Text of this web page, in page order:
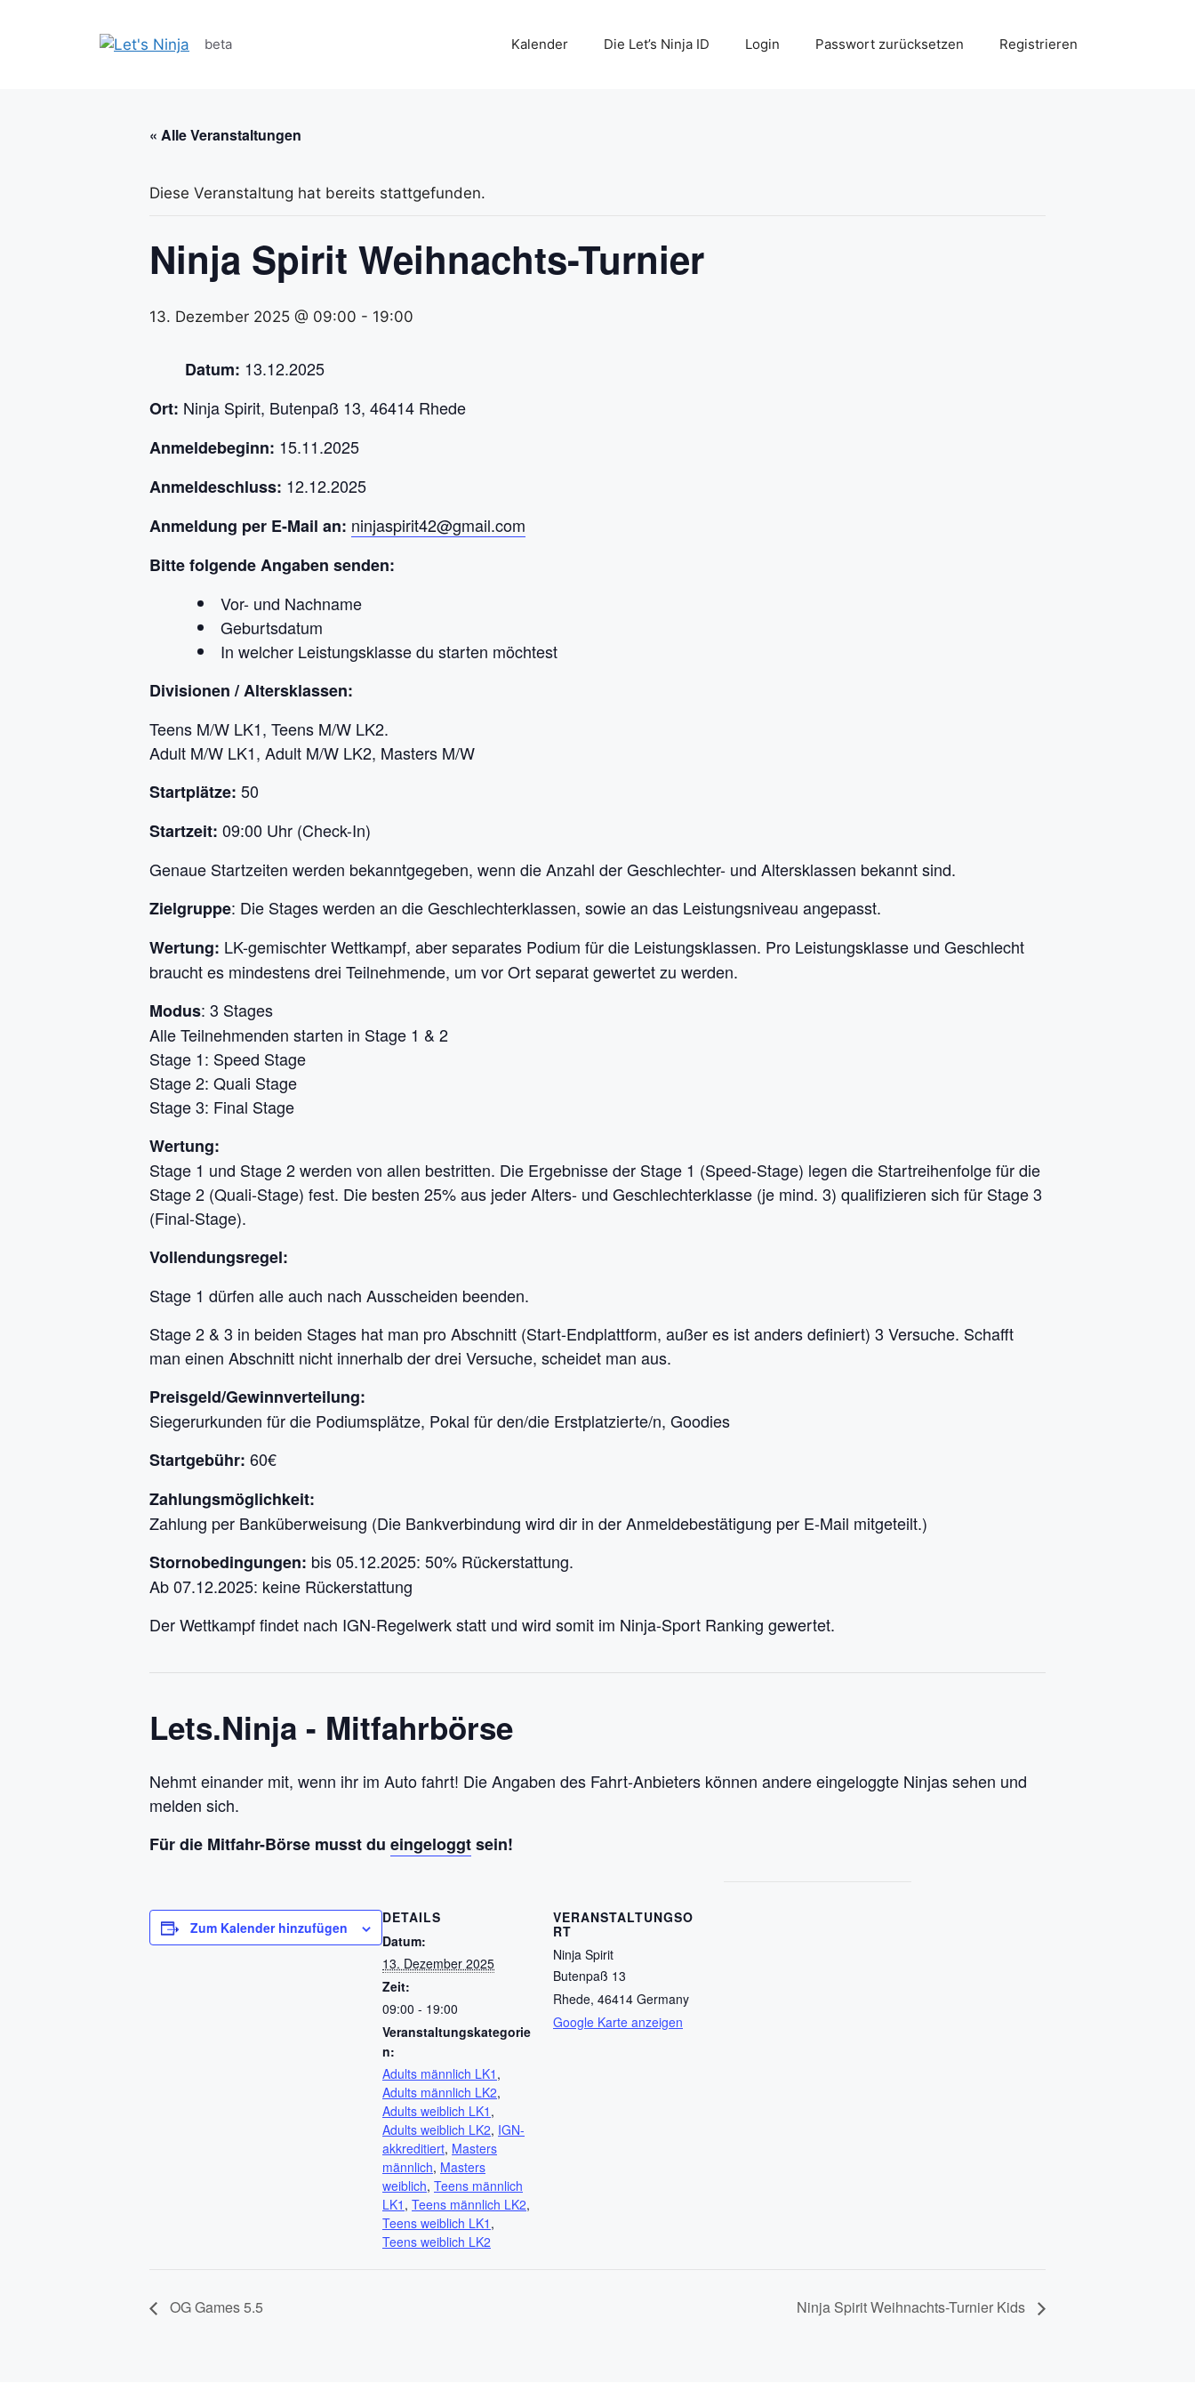
beta Kalender Die Let’s Ninja ID Login Passwort zurücksetzen Registrieren
« Alle Veranstaltungen
Diese Veranstaltung hat bereits stattgefunden.
Ninja Spirit Weihnachts-Turnier
13. Dezember 2025 @ 09:00 - 19:00
Datum: 13.12.2025
Ort: Ninja Spirit, Butenpaß 13, 46414 Rhede
Anmeldebeginn: 15.11.2025
Anmeldeschluss: 12.12.2025
Anmeldung per E-Mail an: ninjaspirit42@gmail.com
Bitte folgende Angaben senden:
Vor- und Nachname
Geburtsdatum
In welcher Leistungsklasse du starten möchtest
Divisionen / Altersklassen:
Teens M/W LK1, Teens M/W LK2.
Adult M/W LK1, Adult M/W LK2, Masters M/W
Startplätze: 50
Startzeit: 09:00 Uhr (Check-In)
Genaue Startzeiten werden bekanntgegeben, wenn die Anzahl der Geschlechter- und Altersklassen bekannt sind.
Zielgruppe: Die Stages werden an die Geschlechterklassen, sowie an das Leistungsniveau angepasst.
Wertung: LK-gemischter Wettkampf, aber separates Podium für die Leistungsklassen. Pro Leistungsklasse und Geschlecht
braucht es mindestens drei Teilnehmende, um vor Ort separat gewertet zu werden.
Modus: 3 Stages
Alle Teilnehmenden starten in Stage 1 & 2
Stage 1: Speed Stage
Stage 2: Quali Stage
Stage 3: Final Stage
Wertung:
Stage 1 und Stage 2 werden von allen bestritten. Die Ergebnisse der Stage 1 (Speed-Stage) legen die Startreihenfolge für die
Stage 2 (Quali-Stage) fest. Die besten 25% aus jeder Alters- und Geschlechterklasse (je mind. 3) qualifizieren sich für Stage 3
(Final-Stage).
Vollendungsregel:
Stage 1 dürfen alle auch nach Ausscheiden beenden.
Stage 2 & 3 in beiden Stages hat man pro Abschnitt (Start-Endplattform, außer es ist anders definiert) 3 Versuche. Schafft
man einen Abschnitt nicht innerhalb der drei Versuche, scheidet man aus.
Preisgeld/Gewinnverteilung:
Siegerurkunden für die Podiumsplätze, Pokal für den/die Erstplatzierte/n, Goodies
Startgebühr: 60€
Zahlungsmöglichkeit:
Zahlung per Banküberweisung (Die Bankverbindung wird dir in der Anmeldebestätigung per E-Mail mitgeteilt.)
Stornobedingungen: bis 05.12.2025: 50% Rückerstattung.
Ab 07.12.2025: keine Rückerstattung
Der Wettkampf findet nach IGN-Regelwerk statt und wird somit im Ninja-Sport Ranking gewertet.
Lets.Ninja - Mitfahrbörse
Nehmt einander mit, wenn ihr im Auto fahrt! Die Angaben des Fahrt-Anbieters können andere eingeloggte Ninjas sehen und
melden sich.
Für die Mitfahr-Börse musst du eingeloggtsein!
Zum Kalender hinzufügen
DETAILS
Datum:
13. Dezember 2025
Zeit:
09:00 - 19:00
Veranstaltungskategorie
n:
Adults männlich LK1 ,
Adults männlich LK2,
Adults weiblich LK1 ,
Adults weiblich LK2, IGN-
akkreditiert, Masters
männlich, Masters
weiblich, Teens männlich
LK1 , Teens männlich LK2,
Teens weiblich LK1 ,
Teens weiblich LK2
VERANSTALTUNGSO
RT
Ninja Spirit
Butenpaß 13
Rhede, 46414 Germany
Google Karte anzeigen
OG Games 5.5 Ninja Spirit Weihnachts-Turnier Kids